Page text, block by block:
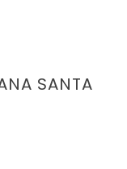
SANTA